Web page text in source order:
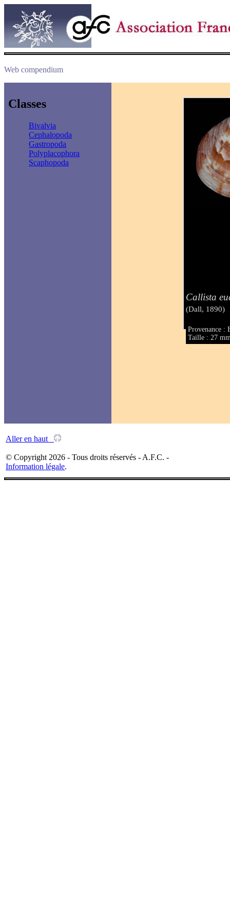
Web compendium
Classes
Bivalvia
Cephalopoda
Gastropoda
Polyplacophora
Scaphopoda
Callista
(Dall, 1890)
Provenance :
Taille : 27
Aller en haut
© Copyright 2026 - Tous droits réservés - A.F.C. -
Information légale.